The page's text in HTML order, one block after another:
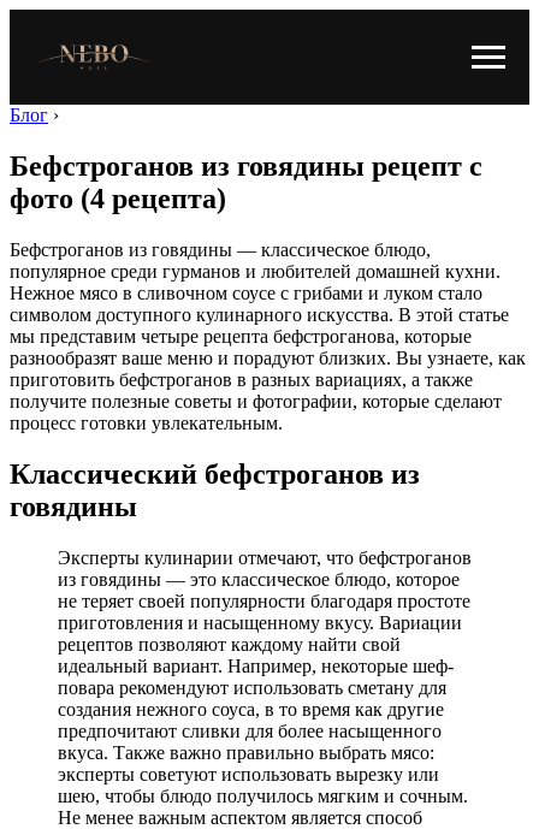
Блог ›
Бефстроганов из говядины рецепт с
фото (4 рецепта)
Бефстроганов из говядины — классическое блюдо,
популярное среди гурманов и любителей домашней кухни.
Нежное мясо в сливочном соусе с грибами и луком стало
символом доступного кулинарного искусства. В этой статье
мы представим четыре рецепта бефстроганова, которые
разнообразят ваше меню и порадуют близких. Вы узнаете, как
приготовить бефстроганов в разных вариациях, а также
получите полезные советы и фотографии, которые сделают
процесс готовки увлекательным.
Классический бефстроганов из
говядины
Эксперты кулинарии отмечают, что бефстроганов
из говядины — это классическое блюдо, которое
не теряет своей популярности благодаря простоте
приготовления и насыщенному вкусу. Вариации
рецептов позволяют каждому найти свой
идеальный вариант. Например, некоторые шеф-
повара рекомендуют использовать сметану для
создания нежного соуса, в то время как другие
предпочитают сливки для более насыщенного
вкуса. Также важно правильно выбрать мясо:
эксперты советуют использовать вырезку или
шею, чтобы блюдо получилось мягким и сочным.
Не менее важным аспектом является способ